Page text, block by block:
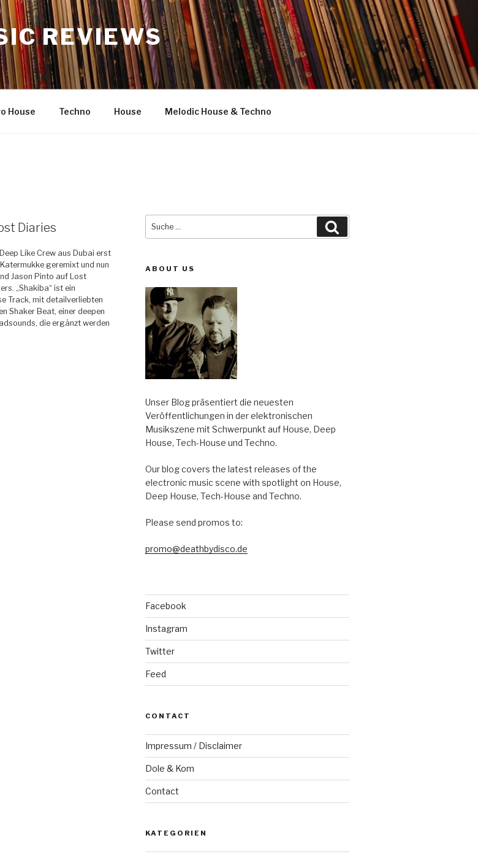
REVIEWS
House Techno House Melodic House & Techno
Diaries
Like Crew aus Dubai erst
geremixt und nun
Jason Pinto auf Lost
„Shakiba“ ist ein
Track, mit detailverliebten
Shaker Beat, einer deepen
die ergänzt werden
Suche
ABOUT US
Unser Blog präsentiert die neuesten
Veröffentlichungen in der elektronischen
Musikszene mit Schwerpunkt auf House, Deep
House, Tech-House und Techno.
Our blog covers the latest releases of the
electronic music scene with spotlight on House,
Deep House, Tech-House and Techno.
Please send promos to:
promo@deathbydisco.de
Facebook
Instagram
Twitter
Feed
CONTACT
Impressum / Disclaimer
Dole & Kom
Contact
KATEGORIEN